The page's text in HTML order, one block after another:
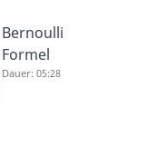
Bernoulli
Formel
Dauer: 05:28